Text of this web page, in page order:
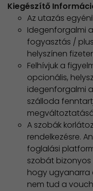
Kiegészítő
Az utazás
Idegenforgalmi
fogyasztás /
helyszínen
Felhívjuk a
opcionális,
idegenforgalmi
szálloda
A szobák
rendelkezésre.
foglalási
szobát
​hogy ugyanarra
nem tud a